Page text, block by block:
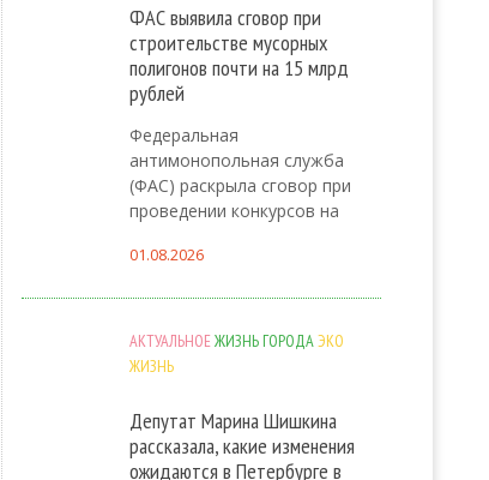
ФАС выявила сговор при
строительстве мусорных
полигонов почти на 15 млрд
рублей
Федеральная
антимонопольная служба
(ФАС) раскрыла сговор при
проведении конкурсов на
01.08.2026
АКТУАЛЬНОЕЖИЗНЬ ГОРОДА ЭКО
ЖИЗНЬ
Депутат Марина Шишкина
рассказала, какие изменения
ожидаются в Петербурге в